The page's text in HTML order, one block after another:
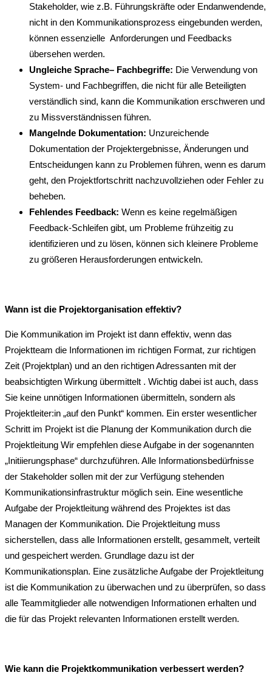
Stakeholder, wie z.B. Führungskräfte oder Endanwendende,
nicht in den Kommunikationsprozess eingebunden werden,
können essenzielle Anforderungen und Feedbacks
übersehen werden.
Ungleiche Sprache– Fachbegriffe: Die Verwendung von
System- und Fachbegriffen, die nicht für alle Beteiligten
verständlich sind, kann die Kommunikation erschweren und
zu Missverständnissen führen.
Mangelnde Dokumentation: Unzureichende
Dokumentation der Projektergebnisse, Änderungen und
Entscheidungen kann zu Problemen führen, wenn es darum
geht, den Projektfortschritt nachzuvollziehen oder Fehler zu
beheben.
Fehlendes Feedback: Wenn es keine regelmäßigen
Feedback-Schleifen gibt, um Probleme frühzeitig zu
identifizieren und zu lösen, können sich kleinere Probleme
zu größeren Herausforderungen entwickeln.
Wann ist die Projektorganisation effektiv?
Die Kommunikation im Projekt ist dann effektiv, wenn das
Projektteam die Informationen im richtigen Format, zur richtigen
Zeit (Projektplan) und an den richtigen Adressanten mit der
beabsichtigten Wirkung übermittelt . Wichtig dabei ist auch, dass
Sie keine unnötigen Informationen übermitteln, sondern als
Projektleiter:in „auf den Punkt“ kommen. Ein erster wesentlicher
Schritt im Projekt ist die Planung der Kommunikation durch die
Projektleitung Wir empfehlen diese Aufgabe in der sogenannten
„Initiierungsphase“ durchzuführen. Alle Informationsbedürfnisse
der Stakeholder sollen mit der zur Verfügung stehenden
Kommunikationsinfrastruktur möglich sein. Eine wesentliche
Aufgabe der Projektleitung während des Projektes ist das
Managen der Kommunikation. Die Projektleitung muss
sicherstellen, dass alle Informationen erstellt, gesammelt, verteilt
und gespeichert werden. Grundlage dazu ist der
Kommunikationsplan. Eine zusätzliche Aufgabe der Projektleitung
ist die Kommunikation zu überwachen und zu überprüfen, so dass
alle Teammitglieder alle notwendigen Informationen erhalten und
die für das Projekt relevanten Informationen erstellt werden.
Wie kann die Projektkommunikation verbessert werden?